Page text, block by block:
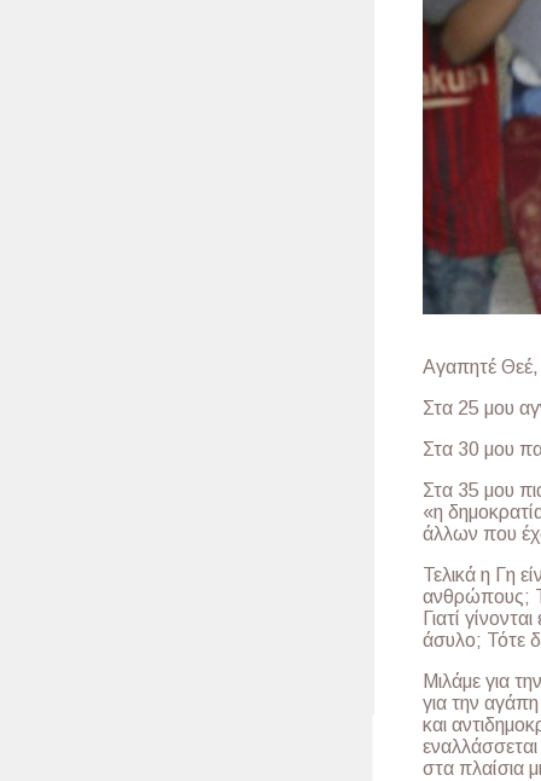
Αγαπητέ Θεέ,
Στα 25 μου
Στα 30 μου
Στα 35 μου
«η
άλλων που
Τελικά η Γη
ανθρώπους;
Γιατί
άσυλο; Τότε
Μιλάμε για
για την
και
στα πλαίσια